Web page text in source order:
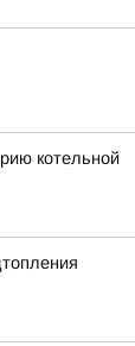
котельной